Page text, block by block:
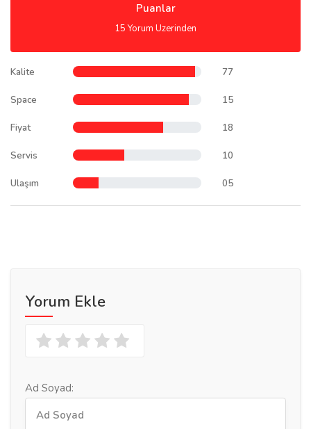
Puanlar
15 Yorum Uzerinden
Kalite 77
Space 15
Fiyat 18
Servis 10
Ulaşım 05
Yorum Ekle
Ad Soyad: